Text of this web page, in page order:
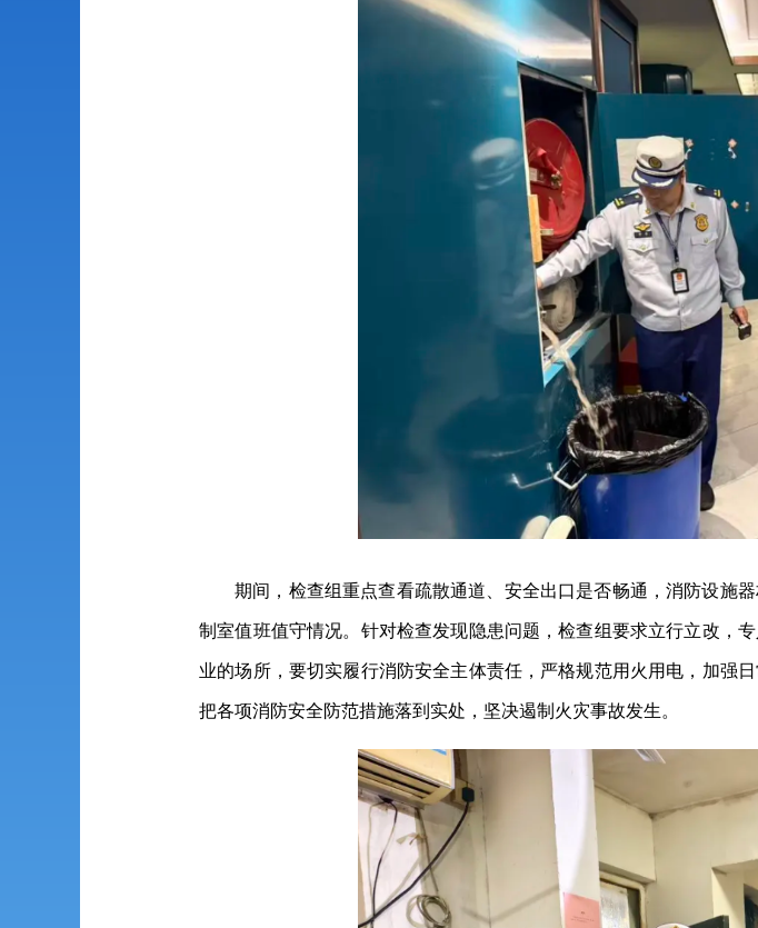
期间，检查组重点查看疏散通道、安全出口是否畅通，消防设施
制室值班值守情况。针对检查发现隐患问题，检查组要求立行立改，
业的场所，要切实履行消防安全主体责任，严格规范用火用电，加强
把各项消防安全防范措施落到实处，坚决遏制火灾事故发生。